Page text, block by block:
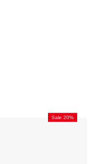
Sale 20%